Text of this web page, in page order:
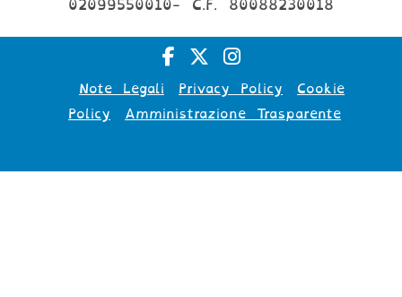
02099550010- C.F. 80088230018
Note Legali Privacy Policy
Cookie
Policy
Amministrazione Trasparente